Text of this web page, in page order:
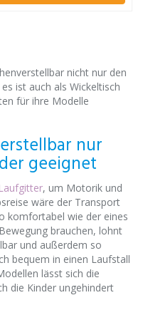
nicht nur den
ist auch als Wickeltisch
für ihre Modelle
nur
geeignet
Laufgitter, um Motorik und
wäre der Transport
komfortabel wie der eines
brauchen, lohnt
und außerdem so
bequem in einen Laufstall
lässt sich die
die Kinder ungehindert